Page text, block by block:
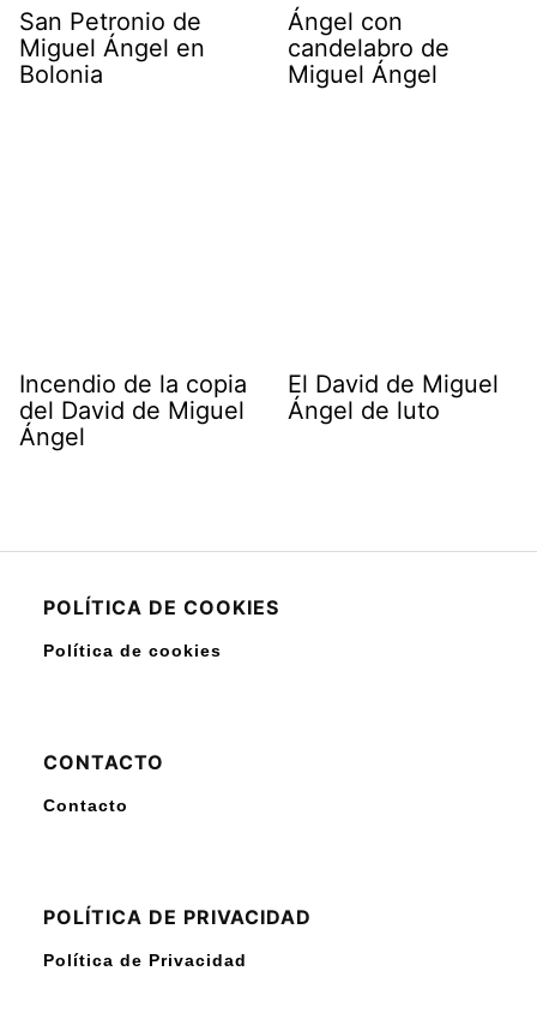
San Petronio de
Miguel Ángel en
Bolonia
Ángel con
candelabro de
Miguel Ángel
Incendio de la copia
del David de Miguel
Ángel
El David de Miguel
Ángel de luto
POLÍTICA DE COOKIES
Política de cookies
CONTACTO
Contacto
POLÍTICA DE PRIVACIDAD
Política de Privacidad